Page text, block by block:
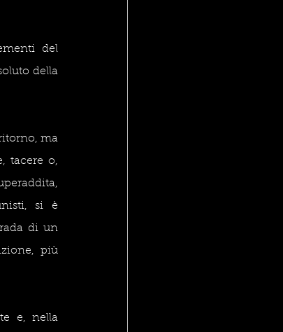
del
della
ma
tacere o,
si è
di un
più
e, nella